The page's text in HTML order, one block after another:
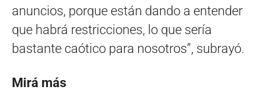
anuncios, porque están dando a entender
que habrá restricciones, lo que sería
bastante caótico para nosotros”, subrayó.
Mirá más